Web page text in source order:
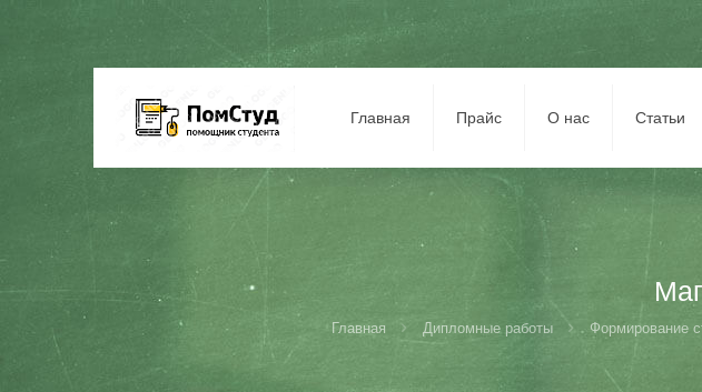
Главная Прайс О нас Статьи
Главная Дипломные работы Формирование